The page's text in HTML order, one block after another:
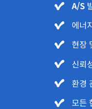
A/S
에너
현장
신뢰
환경
모든